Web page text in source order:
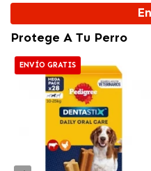
Protege A Tu Perro
ENVÍO GRATIS